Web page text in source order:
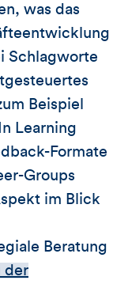
was das
Schlagworte
Beispiel
Learning
Formate
Groups
im Blick
Beratung
der